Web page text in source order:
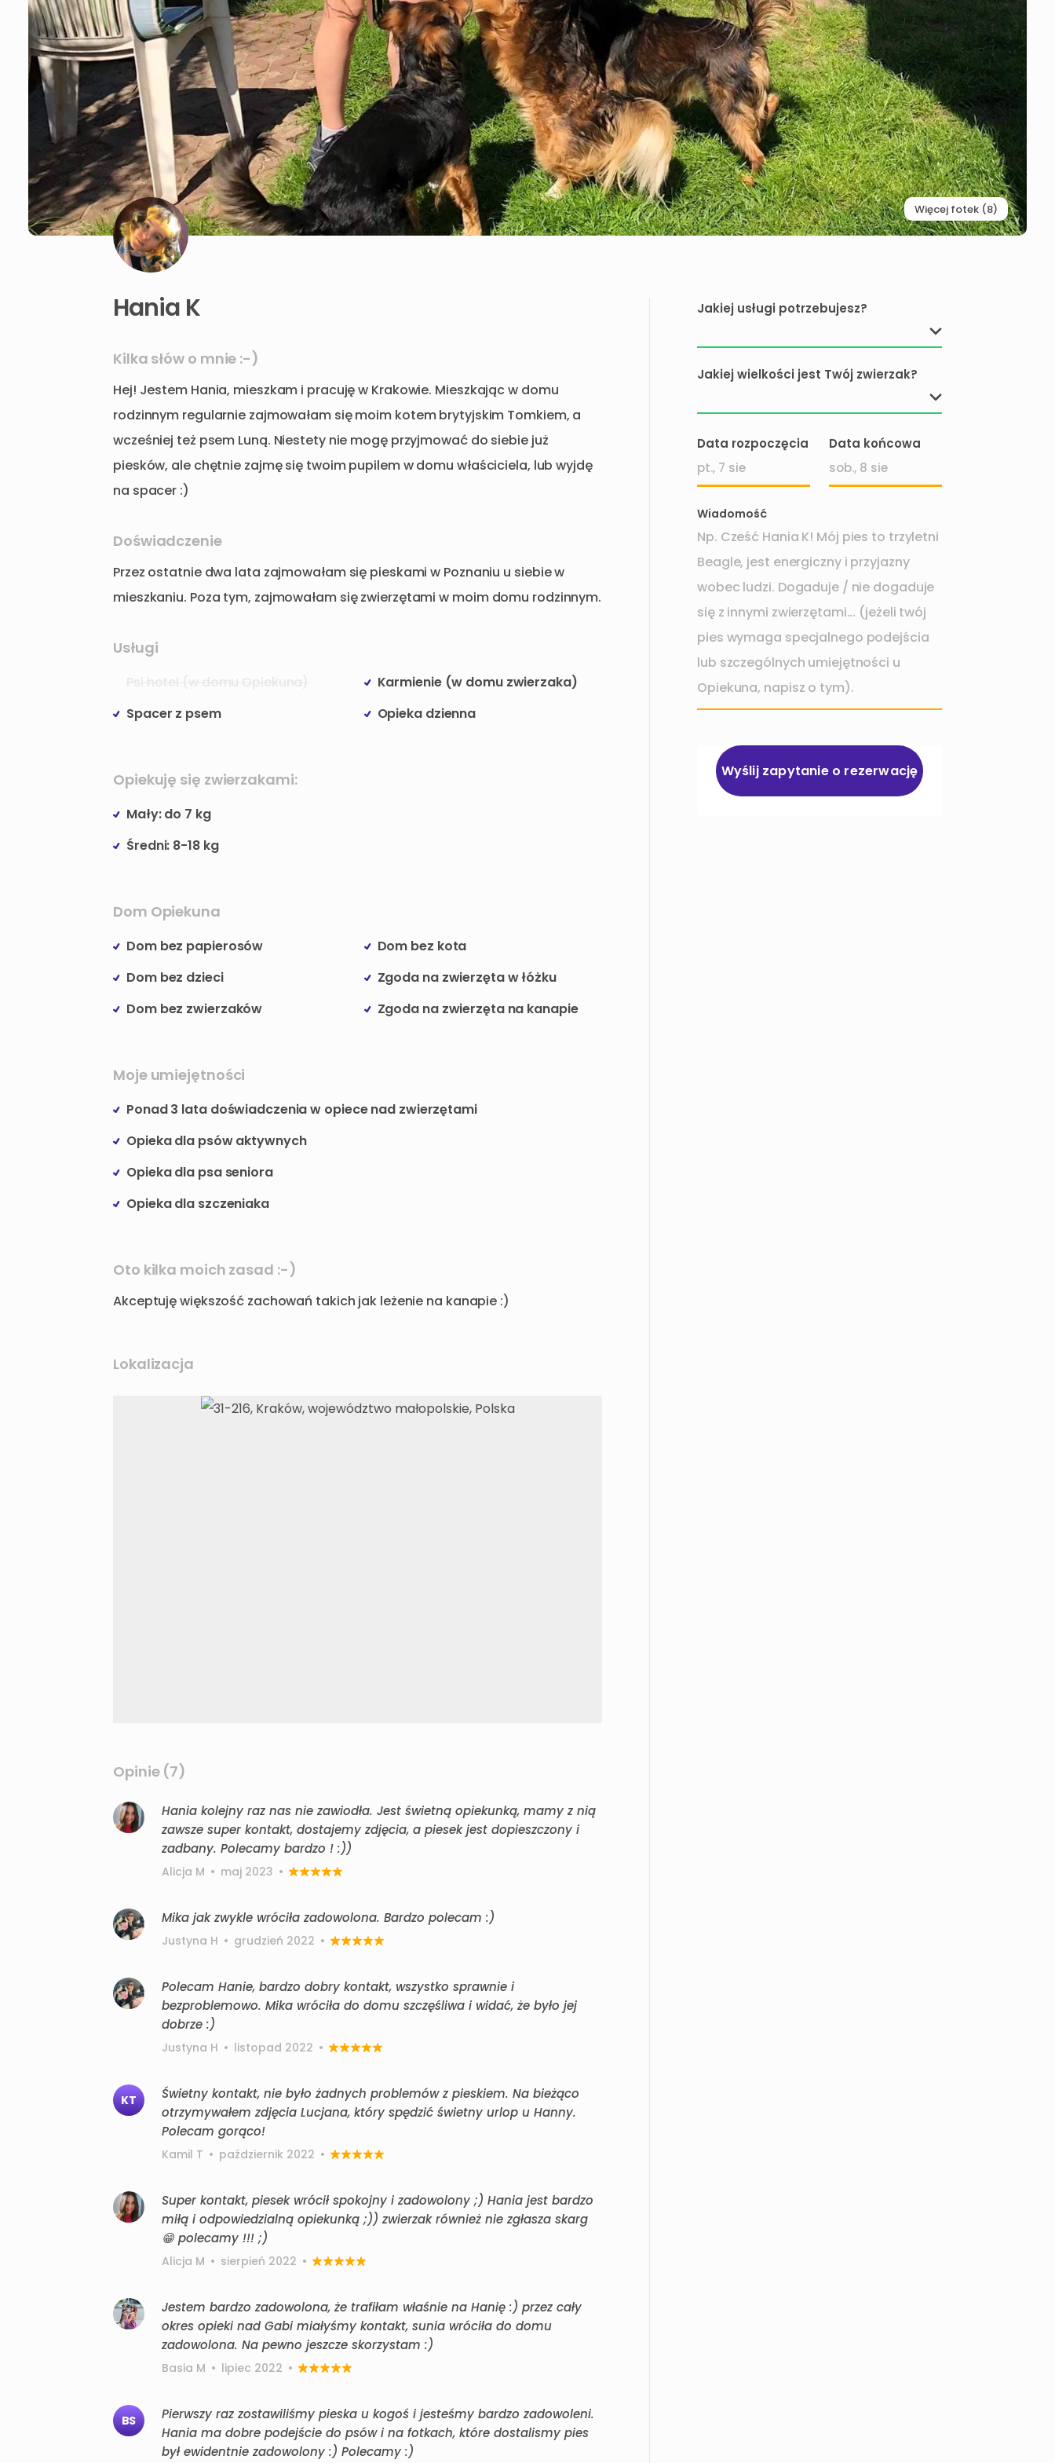
Więcej fotek (8)
Hania K
Kilka słów o mnie :-)
Hej! Jestem Hania​,​ mieszkam i pracujęw Krakowie. Mieszkającw domu
rodzinnym regularnie zajmowałam sięmoim kotembrytyjskim Tomkiem​,​ a
wcześniej też psem Luną. Niestety nie mogę przyjmować do siebie już
piesków​,​ ale chętnie zajmęsię twoimpupilemwdomu właściciela​,​ lub wyjdę
na spacer :)
Doświadczenie
Przez ostatnie dwa lata zajmowałam się pieskami w Poznaniu u siebiew
mieszkaniu. Poza tym​,​ zajmowałam sięzwierzętami w moim domu rodzinnym.
Usługi
Spacer z psem
Karmienie (w domu zwierzaka)
Opieka dzienna
Opiekuję się zwierzakami:
Mały: do 7 kg
Średni: 8-18 kg
Dom Opiekuna
Dom bez papierosów
Dom bez dzieci
Dom bez zwierzaków
Dom bez kota
Zgoda na zwierzęta w łóżku
Zgoda na zwierzęta na kanapie
Moje umiejętności
Ponad 3 lata doświadczenia w opiece nad zwierzętami
Opieka dla psów aktywnych
Opieka dla psa seniora
Opieka dla szczeniaka
Oto kilka moich zasad :-)
Akceptuję większość zachowań takich jak leżenie na kanapie :)
Lokalizacja
Opinie (7)
Hania kolejny raz nas nie zawiodła. Jest świetną opiekunką, mamy z nią
zawsze super kontakt, dostajemy zdjęcia, a piesek jest dopieszczony i
zadbany. Polecamy bardzo ! :))
Alicja M • maj 2023 •
Mika jak zwykle wróciła zadowolona. Bardzo polecam :)
Justyna H • grudzień 2022 •
Polecam Hanie, bardzo dobry kontakt, wszystko sprawnie i
bezproblemowo. Mika wróciła do domu szczęśliwa i widać, że było jej
dobrze :)
Justyna H • listopad 2022 •
KT
Świetny kontakt, nie było żadnych problemów z pieskiem. Na bieżąco
otrzymywałem zdjęcia Lucjana, który spędzić świetny urlop u Hanny.
Polecam gorąco!
Kamil T • październik 2022 •
Super kontakt, piesek wrócił spokojny i zadowolony ;) Hania jest bardzo
miłą i odpowiedzialną opiekunką ;)) zwierzak również nie zgłasza skarg
😁 polecamy !!! ;)
Alicja M • sierpień 2022 •
Jestem bardzo zadowolona, że trafiłam właśnie na Hanię :) przez cały
okres opieki nad Gabi miałyśmy kontakt, sunia wróciła do domu
zadowolona. Na pewno jeszcze skorzystam :)
Basia M • lipiec 2022 •
BS
Pierwszy raz zostawiliśmy pieska u kogoś i jesteśmy bardzo zadowoleni.
Hania ma dobre podejście do psów i na fotkach, które dostalismy pies
był ewidentnie zadowolony :) Polecamy :)
Jakiej usługi potrzebujesz?
Jakiej wielkości jest Twój zwierzak?
Data rozpoczęcia Data końcowa
Wprowadź
datę
Wprowadź
Wiadomość
Wyślij zapytanie o rezerwację